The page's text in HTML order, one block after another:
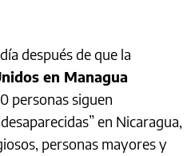
después de que la
en Managua
personas siguen
en Nicaragua,
personas mayores y